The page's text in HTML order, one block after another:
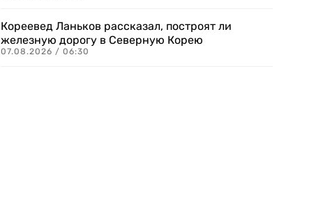
Кореевед Ланьков рассказал, построят ли
железную дорогу в Северную Корею
07.08.2026 / 06:30